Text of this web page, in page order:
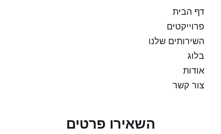
דף הבית
פרוייקטים
השירותים שלנו
בלוג
אודות
צור קשר
השאירו פרטים